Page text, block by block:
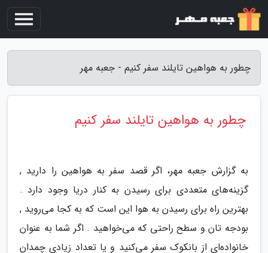
چطور به هواهین تایلند سفر کنیم - جعبه مهر
چطور به هواهین تایلند سفر کنیم
به گزارش جعبه مهر، اگر قصد سفر به هواهین را دارید ,
گزینه‌های متعددی برای رسیدن به کنار دریا وجود دارد .
بهترین راه برای رسیدن به هوا این است که به کجا می‌روید ,
بودجه تان و سطح راحتی که می‌خواهید . اگر شما به عنوان
خانواده‌ای از بانکوک سفر می‌کنید و یا تعداد زیادی چمدان